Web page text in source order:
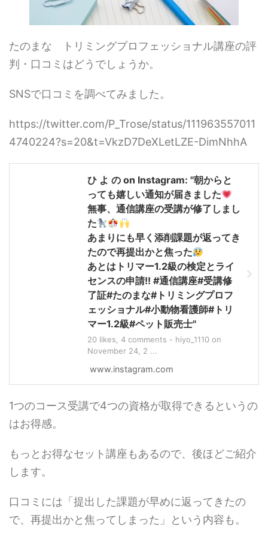
たのまな トリミングプロフェッショナル講座の評
判・口コミはどうでしょうか。
SNSで口コミを調べてみました。
https://twitter.com/P_Trose/status/111963557011
4740224?s=20&t=VkzD7DeXLetLZE-DimNhhA
ひ よ の on Instagram: "朝からと
っても嬉しい通知が届きました
無事、通信講座の受講が修了しまし
た
あまりにも早く添削課題が返ってき
たので再提出かと焦った
あとはトリマー1.2級の検定とライ
センスの申請!! #通信講座#受講修
了証#たのまな#トリミングプロフ
ェッショナル#小動物看護師#トリ
マー1.2級#ペット販売士"
20 likes, 4 comments - hiyo_1110 on
November 24, 2 ...
www.instagram.com
1つのコース受講で4つの資格が取得できるというの
はお得感。
もっとお得なセット講座もあるので、後ほどご紹介
します。
口コミには「提出した課題が早めに返ってきたの
で、再提出かと焦ってしまった」という内容も。